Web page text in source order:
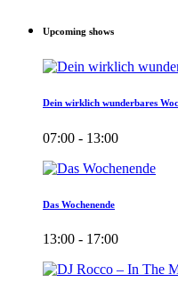
Upcoming shows
Dein wirklich wunderbares
07:00 - 13:00
Das Wochenende
13:00 - 17:00